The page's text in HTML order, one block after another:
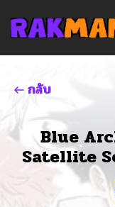
กลับ
Blue
Satellite